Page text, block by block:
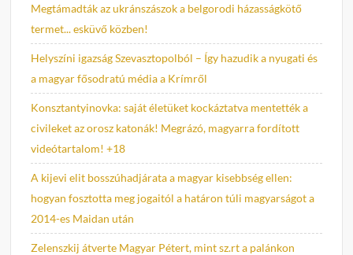
Megtámadták az ukránszászok a belgorodi házasságkötő
termet... esküvő közben!
Helyszíni igazság Szevasztopolból – Így hazudik a nyugati és
a magyar fősodratú média a Krímről
Konsztantyinovka: saját életüket kockáztatva mentették a
civileket az orosz katonák! Megrázó, magyarra fordított
videótartalom! +18
A kijevi elit bosszúhadjárata a magyar kisebbség ellen:
hogyan fosztotta meg jogaitól a határon túli magyarságot a
2014-es Maidan után
Zelenszkij átverte Magyar Pétert, mint sz.rt a palánkon